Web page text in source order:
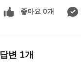
좋아요 0개
답변 1개